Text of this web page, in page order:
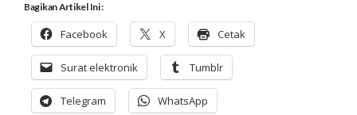
Bagikan Artikel Ini :
Facebook X Cetak
Surat elektronik Tumblr
Telegram WhatsApp